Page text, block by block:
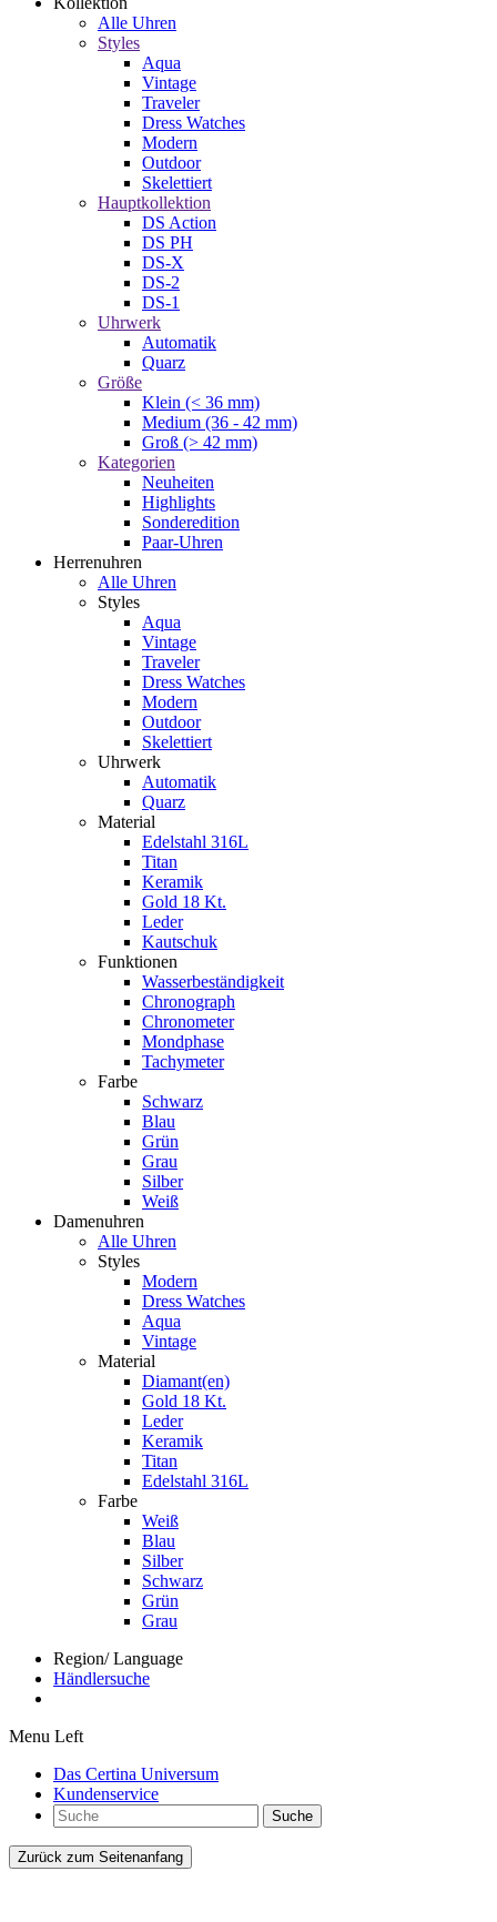
Alle Uhren
Styles
Aqua
Vintage
Traveler
Dress Watches
Modern
Outdoor
Skelettiert
Hauptkollektion
DS Action
DS PH
DS-X
DS-2
DS-1
Uhrwerk
Automatik
Quarz
Größe
Klein (< 36 mm)
Medium (36 - 42 mm)
Groß (> 42 mm)
Kategorien
Neuheiten
Highlights
Sonderedition
Paar-Uhren
Herrenuhren
Alle Uhren
Styles
Aqua
Vintage
Traveler
Dress Watches
Modern
Outdoor
Skelettiert
Uhrwerk
Automatik
Quarz
Material
Edelstahl 316L
Titan
Keramik
Gold 18 Kt.
Leder
Kautschuk
Funktionen
Wasserbeständigkeit
Chronograph
Chronometer
Mondphase
Tachymeter
Farbe
Schwarz
Blau
Grün
Grau
Silber
Weiß
Damenuhren
Alle Uhren
Styles
Modern
Dress Watches
Aqua
Vintage
Material
Diamant(en)
Gold 18 Kt.
Leder
Keramik
Titan
Edelstahl 316L
Farbe
Weiß
Blau
Silber
Schwarz
Grün
Grau
Region/ Language
Händlersuche
Menu Left
Das Certina Universum
Kundenservice
Suche
Zurück zum Seitenanfang